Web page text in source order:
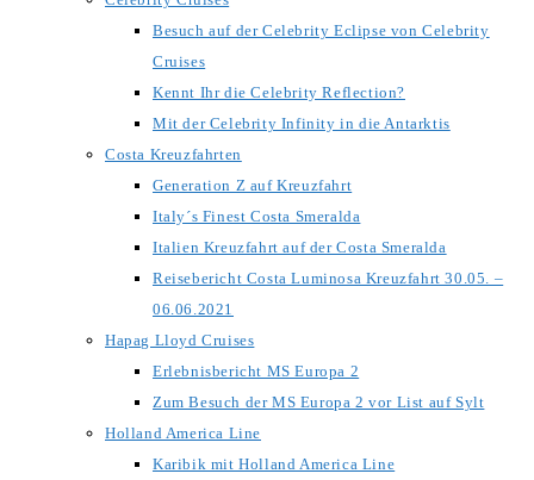
Besuch auf der Celebrity Eclipse von Celebrity
Cruises
Kennt Ihr die Celebrity Reflection?
Mit der Celebrity Infinity in die Antarktis
Costa Kreuzfahrten
Generation Z auf Kreuzfahrt
Italy´s Finest Costa Smeralda
Italien Kreuzfahrt auf der Costa Smeralda
Reisebericht Costa Luminosa Kreuzfahrt 30.05. –
06.06.2021
Hapag Lloyd Cruises
Erlebnisbericht MS Europa 2
Zum Besuch der MS Europa 2 vor List auf Sylt
Holland America Line
Karibik mit Holland America Line